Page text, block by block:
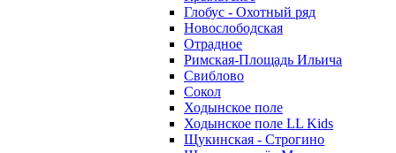
Глобус - Охотный ряд
Новослободская
Отрадное
Римская-Площадь Ильича
Свиблово
Сокол
Ходынское поле
Ходынское поле LL Kids
Щукинская - Строгино